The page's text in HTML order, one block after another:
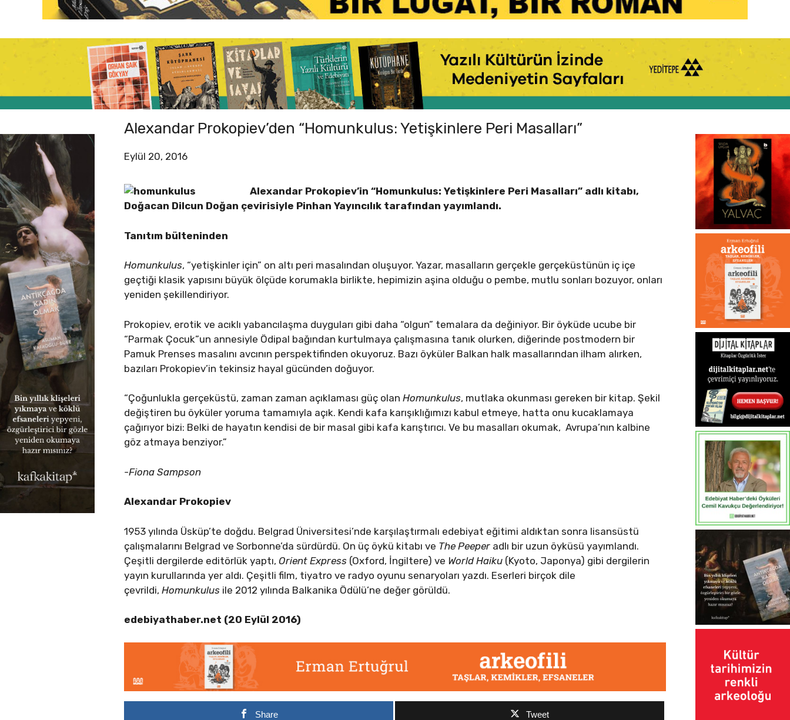
Alexandar Prokopiev’den “Homunkulus: Yetişkinlere Peri Masalları”
Eylül 20, 2016
Alexandar Prokopiev’in “Homunkulus: Yetişkinlere Peri Masalları” adlı kitabı,
Doğacan Dilcun Doğan çevirisiyle Pinhan Yayıncılık tarafından yayımlandı.
Tanıtım bülteninden
Homunkulus, “yetişkinler için” on altı peri masalından oluşuyor. Yazar, masalların gerçekle gerçeküstünün iç içe
geçtiği klasik yapısını büyük ölçüde korumakla birlikte, hepimizin aşina olduğu o pembe, mutlu sonları bozuyor, onları
yeniden şekillendiriyor.
Prokopiev, erotik ve acıklı yabancılaşma duyguları gibi daha “olgun” temalara da değiniyor. Bir öyküde ucube bir
“Parmak Çocuk”un annesiyle Ödipal bağından kurtulmaya çalışmasına tanık olurken, diğerinde postmodern bir
Pamuk Prenses masalını avcının perspektifinden okuyoruz. Bazı öyküler Balkan halk masallarından ilham alırken,
bazıları Prokopiev’in tekinsiz hayal gücünden doğuyor.
“Çoğunlukla gerçeküstü, zaman zaman açıklaması güç olanHomunkulus, mutlaka okunması gereken bir kitap. Şekil
değiştiren bu öyküler yoruma tamamıyla açık. Kendi kafa karışıklığımızı kabul etmeye, hatta onu kucaklamaya
çağırıyor bizi: Belki de hayatın kendisi de bir masal gibi kafa karıştırıcı. Ve bu masalları okumak, Avrupa’nın kalbine
göz atmaya benziyor.”
-Fiona Sampson
Alexandar Prokopiev
1953 yılında Üsküp’te doğdu. Belgrad Üniversitesi’nde karşılaştırmalı edebiyat eğitimi aldıktan sonra lisansüstü
çalışmalarını Belgrad ve Sorbonne’da sürdürdü. On üç öykü kitabı ve The Peeper adlı bir uzun öyküsü yayımlandı.
Çeşitli dergilerde editörlük yaptı, Orient Express (Oxford, İngiltere) ve World Haiku (Kyoto, Japonya) gibi dergilerin
yayın kurullarında yer aldı. Çeşitli film, tiyatro ve radyo oyunu senaryoları yazdı. Eserleri birçok dile
çevrildi,Homunkulus ile 2012 yılında Balkanika Ödülü’ne değer görüldü.
edebiyathaber.net (20 Eylül 2016)
Share Tweet